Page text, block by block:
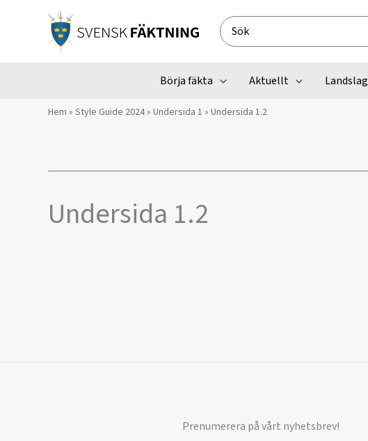
Search
for:
Börja fäkta Aktuellt Landslag
Hem » Style Guide 2024» Undersida 1 » Undersida 1.2
Undersida 1.2
Prenumerera på vårt nyhetsbrev!